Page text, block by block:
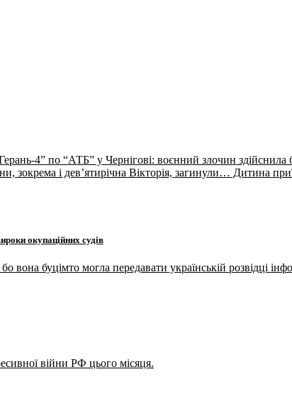
4” по “АТБ” у Чернігові: воєнний злочин
зокрема і дев’ятирічна Вікторія, загинули… Дитина
окупаційних судів
вона буцімто могла передавати українській розвідці
війни РФ цього місяця.